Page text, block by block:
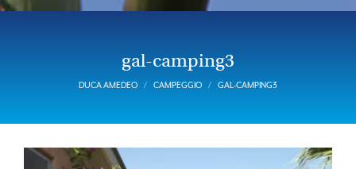
gal-camping3
DUCA AMEDEO CAMPEGGIO GAL-CAMPING3